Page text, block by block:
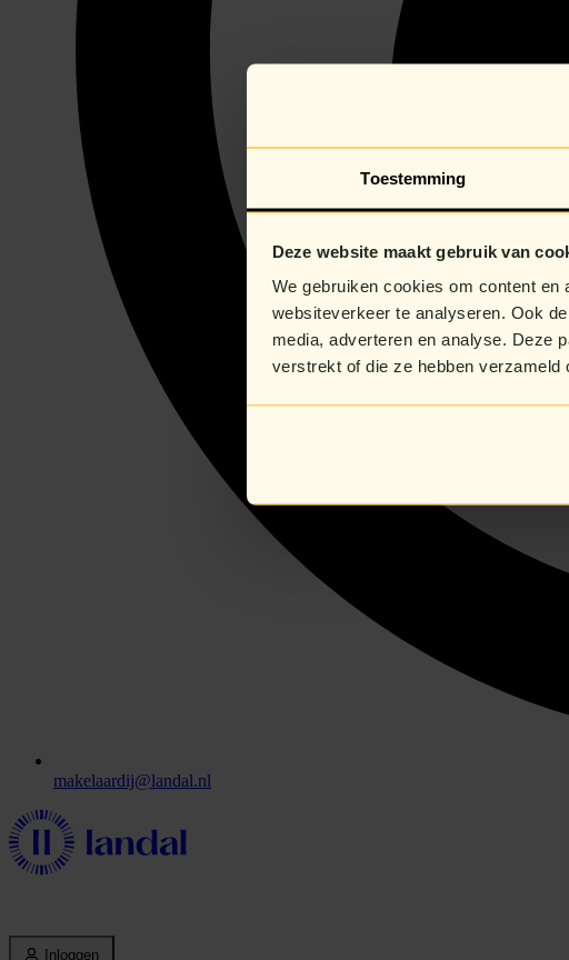
Toestemming
Deze website maakt gebruik van
We gebruiken cookies om content
websiteverkeer te analyseren. Ook
media, adverteren en analyse. Deze
verstrekt of die ze hebben
makelaardij@landal.nl
Inloggen